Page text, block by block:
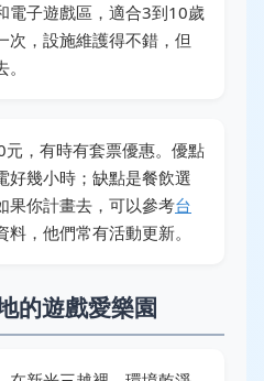
電子遊戲區，適合3到10歲
次，設施維護得不錯，但
，有時有套票優惠。優點
好幾小時；缺點是餐飲選
果你計畫去，可以參考台
料，他們常有活動更新。
的遊戲愛樂園